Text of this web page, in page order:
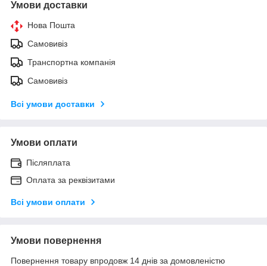
Умови доставки
Нова Пошта
Самовивіз
Транспортна компанія
Самовивіз
Всі умови доставки
Умови оплати
Післяплата
Оплата за реквізитами
Всі умови оплати
Умови повернення
Повернення товару впродовж 14 днів за домовленістю